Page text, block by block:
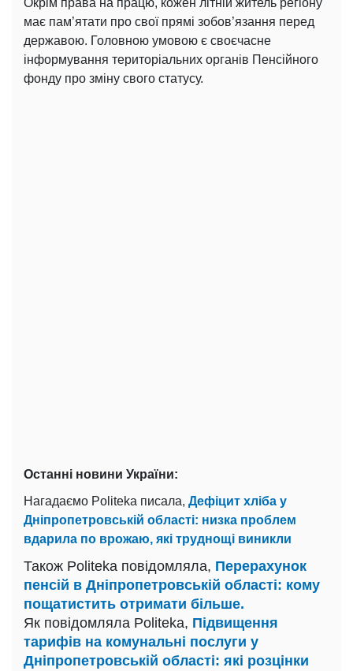
Окрім права на працю, кожен літній житель регіону
має пам’ятати про свої прямі зобов’язання перед
державою. Головною умовою є своєчасне
інформування територіальних органів Пенсійного
фонду про зміну свого статусу.
Останні новини України:
Нагадаємо Politeka писала, Дефіцит хліба у
Дніпропетровській області: низка проблем
вдарила по врожаю, які труднощі виникли
Також Politeka повідомляла, Перерахунок
пенсій в Дніпропетровській області: кому
пощатистить отримати більше.
Як повідомляла Politeka, Підвищення
тарифів на комунальні послуги у
Дніпропетровській області: які розцінки